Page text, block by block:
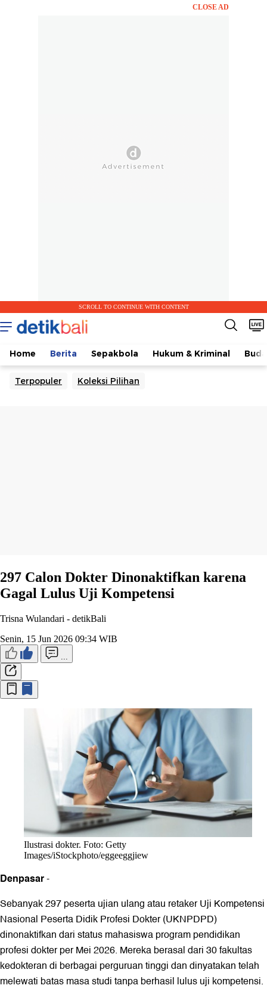
CLOSE AD
SCROLL TO CONTINUE WITH CONTENT
Home Berita Sepakbola Hukum & Kriminal
Terpopuler Koleksi Pilihan
297 Calon Dokter Dinonaktifkan karena
Gagal Lulus Uji Kompetensi
Trisna Wulandari - detikBali
Senin, 15 Jun 2026 09:34 WIB
Ilustrasi dokter. Foto: Getty
Images/iStockphoto/eggeeggjiew
Denpasar-
Sebanyak 297 peserta ujian ulang atau retaker Uji Kompetensi
Nasional Peserta Didik Profesi Dokter (UKNPDPD)
dinonaktifkan dari status mahasiswa program pendidikan
profesi dokter per Mei 2026. Mereka berasal dari 30 fakultas
kedokteran di berbagai perguruan tinggi dan dinyatakan telah
melewati batas masa studi tanpa berhasil lulus uji kompetensi.